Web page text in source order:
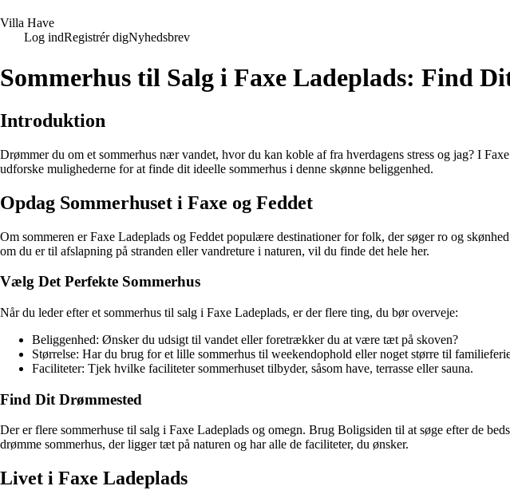
Villa Have
Log indRegistrér digNyhedsbrev
Sommerhus til Salg i Faxe Ladeplads: Find
Introduktion
Drømmer du om et sommerhus nær vandet, hvor du kan koble af fra hverdagens stress og jag? I
udforske mulighederne for at finde dit ideelle sommerhus i denne skønne beliggenhed.
Opdag Sommerhuset i Faxe og Feddet
Om sommeren er Faxe Ladeplads og Feddet populære destinationer for folk, der søger ro og
om du er til afslapning på stranden eller vandreture i naturen, vil du finde det hele her.
Vælg Det Perfekte Sommerhus
Når du leder efter et sommerhus til salg i Faxe Ladeplads, er der flere ting, du bør overveje:
Beliggenhed: Ønsker du udsigt til vandet eller foretrækker du at være tæt på skoven?
Størrelse: Har du brug for et lille sommerhus til weekendophold eller noget større til
Faciliteter: Tjek hvilke faciliteter sommerhuset tilbyder, såsom have, terrasse eller sauna.
Find Dit Drømmested
Der er flere sommerhuse til salg i Faxe Ladeplads og omegn. Brug Boligsiden til at søge efter de
drømme sommerhus, der ligger tæt på naturen og har alle de faciliteter, du ønsker.
Livet i Faxe Ladeplads